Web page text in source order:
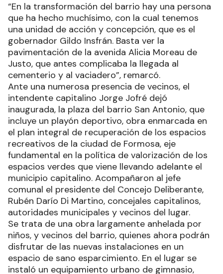
“En la transformación del barrio hay una persona
que ha hecho muchísimo, con la cual tenemos
una unidad de acción y concepción, que es el
gobernador Gildo Insfrán. Basta ver la
pavimentación de la avenida Alicia Moreau de
Justo, que antes complicaba la llegada al
cementerio y al vaciadero”, remarcó.
Ante una numerosa presencia de vecinos, el
intendente capitalino Jorge Jofré dejó
inaugurada, la plaza del barrio San Antonio, que
incluye un playón deportivo, obra enmarcada en
el plan integral de recuperación de los espacios
recreativos de la ciudad de Formosa, eje
fundamental en la política de valorización de los
espacios verdes que viene llevando adelante el
municipio capitalino. Acompañaron al jefe
comunal el presidente del Concejo Deliberante,
Rubén Darío Di Martino, concejales capitalinos,
autoridades municipales y vecinos del lugar.
Se trata de una obra largamente anhelada por
niños, y vecinos del barrio, quienes ahora podrán
disfrutar de las nuevas instalaciones en un
espacio de sano esparcimiento. En el lugar se
instaló un equipamiento urbano de gimnasio,